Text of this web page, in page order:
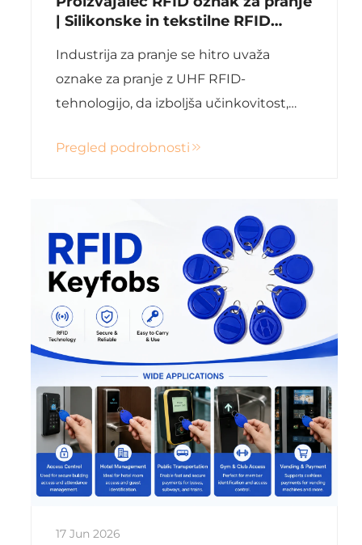
| Silikonske in tekstilne RFID
hotelaških posteljnic
Industrija za pranje se hitro uvaža
oznake za pranje z UHF RFID-
tehnologijo, da izboljša učinkovitost,
oblačilom in posteljnini skozi celotno
bolniške uniforme, industrijsko delovno
obleko...
Pregled podrobnosti
17 Jun 2026